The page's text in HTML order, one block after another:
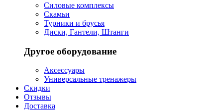
Силовые комплексы
Скамьи
Турники и брусья
Диски, Гантели, Штанги
Другое оборудование
Аксессуары
Универсальные тренажеры
Скидки
Отзывы
Доставка